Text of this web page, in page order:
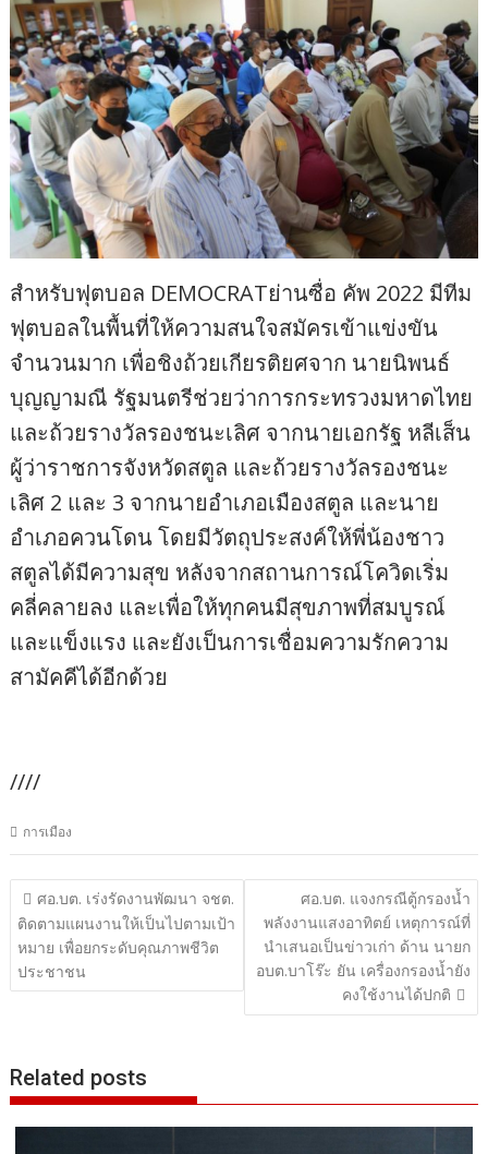
สำหรับฟุตบอล DEMOCRATย่านซื่อ คัพ 2022 มีทีม
ฟุตบอลในพื้นที่ให้ความสนใจสมัครเข้าแข่งขัน
จำนวนมาก เพื่อชิงถ้วยเกียรติยศจาก นายนิพนธ์
บุญญามณี รัฐมนตรีช่วยว่าการกระทรวงมหาดไทย
และถ้วยรางวัลรองชนะเลิศ จากนายเอกรัฐ หลีเส็น
ผู้ว่าราชการจังหวัดสตูล และถ้วยรางวัลรองชนะ
เลิศ 2 และ 3 จากนายอำเภอเมืองสตูล และนาย
อำเภอควนโดน โดยมีวัตถุประสงค์ให้พี่น้องชาว
สตูลได้มีความสุข หลังจากสถานการณ์โควิดเริ่ม
คลี่คลายลง และเพื่อให้ทุกคนมีสุขภาพที่สมบูรณ์
และแข็งแรง และยังเป็นการเชื่อมความรักความ
สามัคคีได้อีกด้วย
////
การเมือง
แนะแนว
เรื่อง
ศอ.บต. เร่งรัดงานพัฒนา จชต.
ติดตามแผนงานให้เป็นไปตามเป้า
หมาย เพื่อยกระดับคุณภาพชีวิต
ประชาชน
ศอ.บต. แจงกรณีตู้กรองน้ำ
พลังงานแสงอาทิตย์ เหตุการณ์ที่
นำเสนอเป็นข่าวเก่า ด้าน นายก
อบต.บาโร๊ะ ยัน เครื่องกรองน้ำยัง
คงใช้งานได้ปกติ
Related posts